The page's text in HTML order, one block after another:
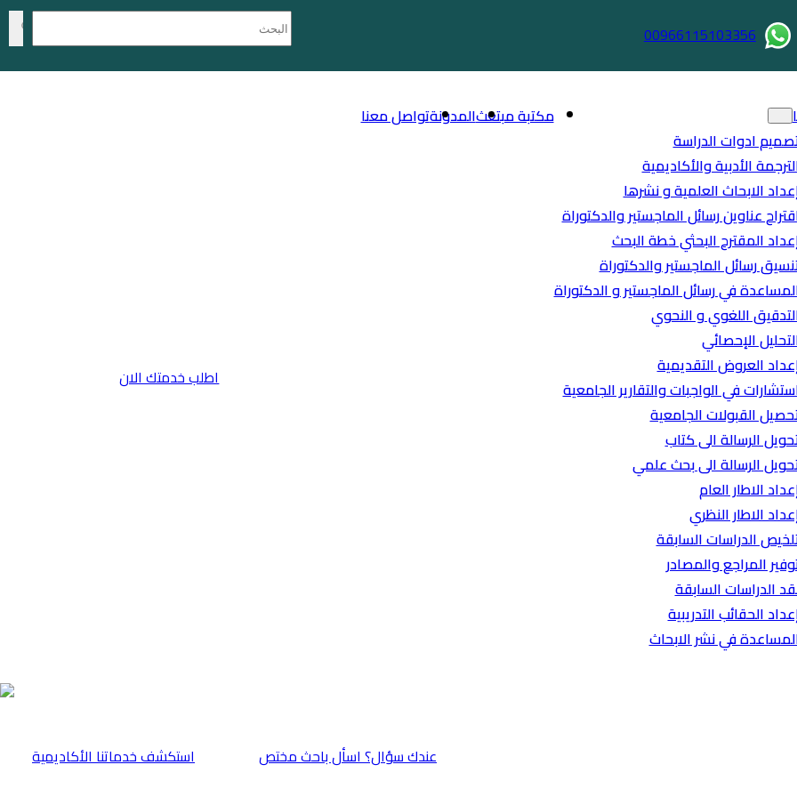
00966115103356
ادوات الدراسة
الأدبية والأكاديمية
الابحاث العلمية و نشرها
عناوين رسائل الماجستير والدكتوراة
المقترح البحثي خطة البحث
رسائل الماجستير والدكتوراة
في رسائل الماجستير و الدكتوراة
اللغوي و النحوي
الإحصائي
العروض التقديمية
في الواجبات والتقارير الجامعية
القبولات الجامعية
الرسالة الى كتاب
الرسالة الى بحث علمي
الاطار العام
الاطار النظري
الدراسات السابقة
المراجع والمصادر
الدراسات السابقة
الحقائب التدريبية
في نشر الابحاث
مكتبة مبتعثالمدونةتواصل معنا
اطلب خدمتك الان
⁠استكشف خدماتنا الأكاديمية عندك سؤال؟ اسأل باحث مختص